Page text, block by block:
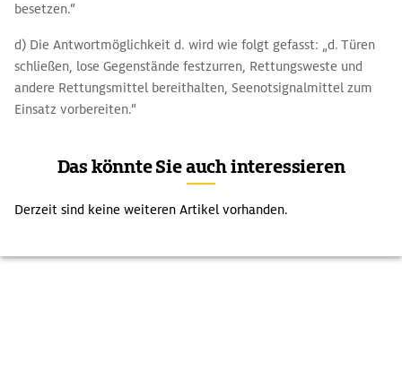
besetzen.“
d) Die Antwortmöglichkeit d. wird wie folgt gefasst: „d. Türen
schließen, lose Gegenstände festzurren, Rettungsweste und
andere Rettungsmittel bereithalten, Seenotsignalmittel zum
Einsatz vorbereiten.“
Das könnte Sie auch interessieren
Derzeit sind keine weiteren Artikel vorhanden.